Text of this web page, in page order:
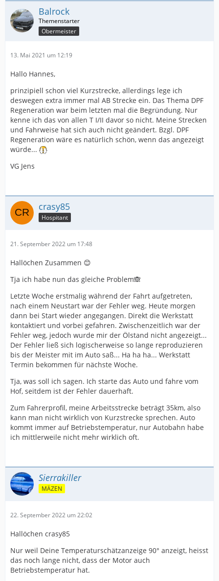
Balrock
Obermeister
13. Mai 2021 um 12:19
Hallo Hannes,
prinzipiell schon viel Kurzstrecke, allerdings lege ich
deswegen extra immer mal AB Strecke ein. Das Thema DPF
Regeneration war beim letzten mal die Begründung. Nur
kenne ich das von allen T I/II davor so nicht. Meine Strecken
und Fahrweise hat sich auch nicht geändert. Bzgl. DPF
Regeneration wäre es natürlich schön, wenn das angezeigt
würde...
VG Jens
crasy85
Hospitant
21. September 2022 um 17:48
Hallöchen Zusammen 😊
Tja ich habe nun das gleiche Problem🙈
Letzte Woche erstmalig während der Fahrt aufgetreten,
nach einem Neustart war der Fehler weg. Heute morgen
dann bei Start wieder angegangen. Direkt die Werkstatt
kontaktiert und vorbei gefahren. Zwischenzeitlich war der
Fehler weg, jedoch wurde mir der Ölstand nicht angezeigt...
Der Fehler ließ sich logischerweise so lange reproduzieren
bis der Meister mit im Auto saß... Ha ha ha... Werkstatt
Termin bekommen für nächste Woche.
Tja, was soll ich sagen. Ich starte das Auto und fahre vom
Hof, seitdem ist der Fehler dauerhaft.
Zum Fahrerprofil, meine Arbeitsstrecke beträgt 35km, also
kann man nicht wirklich von Kurzstrecke sprechen. Auto
kommt immer auf Betriebstemperatur, nur Autobahn habe
ich mittlerweile nicht mehr wirklich oft.
Sierrakiller
MÄZEN
22. September 2022 um 22:02
Hallöchen crasy85
Nur weil Deine Temperaturschätzanzeige 90° anzeigt, heisst
das noch lange nicht, dass der Motor auch
Betriebstemperatur hat.